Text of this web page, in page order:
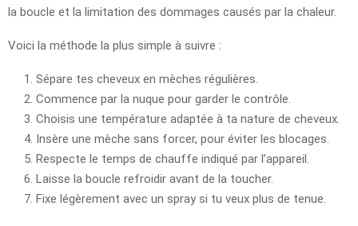
la boucle et la limitation des dommages causés par la chaleur.
Voici la méthode la plus simple à suivre :
Sépare tes cheveux en mèches régulières.
Commence par la nuque pour garder le contrôle.
Choisis une température adaptée à ta nature de cheveux.
Insère une mèche sans forcer, pour éviter les blocages.
Respecte le temps de chauffe indiqué par l’appareil.
Laisse la boucle refroidir avant de la toucher.
Fixe légèrement avec un spray si tu veux plus de tenue.